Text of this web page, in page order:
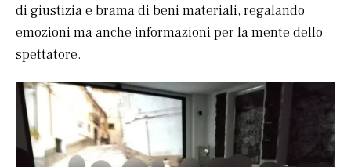
di giustizia e brama di beni materiali, regalando
emozioni ma anche informazioni per la mente dello
spettatore.